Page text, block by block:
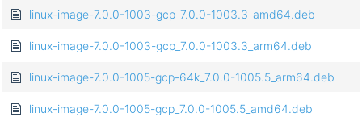
linux-image-7.0.0-1003-gcp_7.0.0-1003.3_amd64.deb
linux-image-7.0.0-1003-gcp_7.0.0-1003.3_arm64.deb
linux-image-7.0.0-1005-gcp-64k_7.0.0-1005.5_arm64.deb
linux-image-7.0.0-1005-gcp_7.0.0-1005.5_amd64.deb